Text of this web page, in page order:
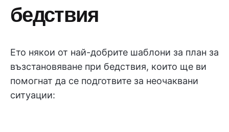
бедствия
Ето някои от най-добрите шаблони за план за
възстановяване при бедствия, които ще ви
помогнат да се подготвите за неочаквани
ситуации: